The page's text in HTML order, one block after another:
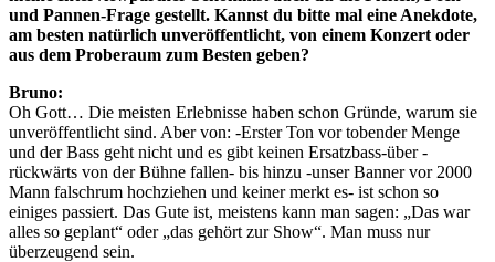
und Pannen-Frage gestellt. Kannst du bitte mal eine Anekdote,
am besten natürlich unveröffentlicht, von einem Konzert oder
aus dem Proberaum zum Besten geben?
Bruno:
Oh Gott… Die meisten Erlebnisse haben schon Gründe, warum sie
unveröffentlicht sind. Aber von: -Erster Ton vor tobender Menge
und der Bass geht nicht und es gibt keinen Ersatzbass-über -
rückwärts von der Bühne fallen- bis hinzu -unser Banner vor 2000
Mann falschrum hochziehen und keiner merkt es- ist schon so
einiges passiert. Das Gute ist, meistens kann man sagen: „Das war
alles so geplant“ oder „das gehört zur Show“. Man muss nur
überzeugend sein.